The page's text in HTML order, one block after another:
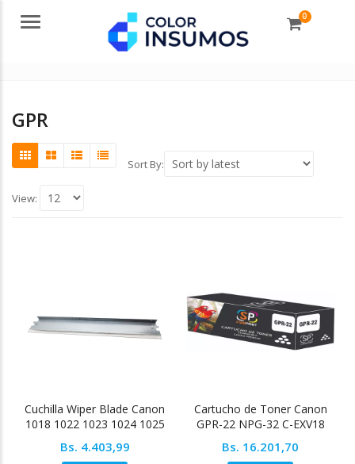
Menu 0
GPR
Sort By:
View:
Cuchilla Wiper Blade Canon
1018 1022 1023 1024 1025
Bs. 4.403,99
Cartucho de Toner Canon
GPR-22 NPG-32 C-EXV18
Bs. 16.201,70